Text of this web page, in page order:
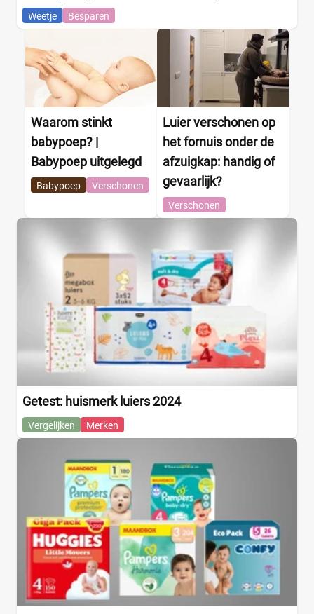
Weetje Besparen
Waarom stinkt
babypoep? |
Babypoep uitgelegd
Babypoep Verschonen
Luier verschonen op
het fornuis onder de
afzuigkap: handig of
gevaarlijk?
Verschonen
Getest: huismerk luiers 2024
Vergelijken Merken